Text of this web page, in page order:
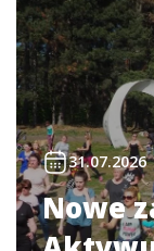
31.07.2026
Nowe